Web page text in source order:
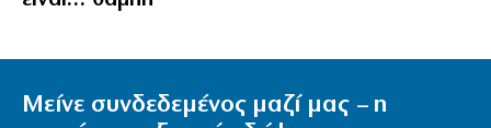
Μείνε συνδεδεμένος μαζί μας – η